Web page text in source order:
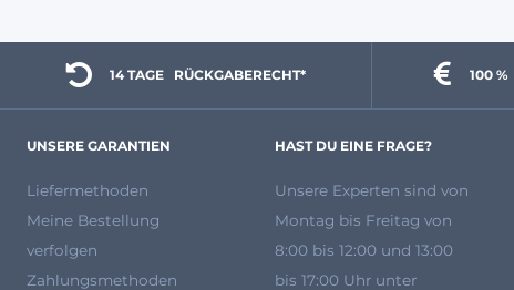
14 TAGE
  RÜCKGABERECHT*
100 %
UNSERE GARANTIEN
Liefermethoden
Meine Bestellung
verfolgen
Zahlungsmethoden
HAST DU EINE FRAGE?
Unsere Experten sind von
Montag bis Freitag von
8:00 bis 12:00 und 13:00
bis 17:00 Uhr unter